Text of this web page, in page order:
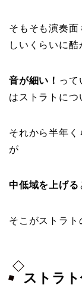
そもそも演奏
しいくらいに酷
音が細い！ って
はストラトにつ
それから半年く
が
中低域を上げる
そこがストラト
ストラ